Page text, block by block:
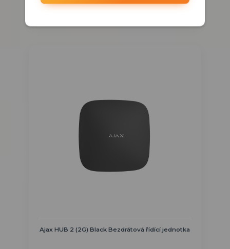
Přidat do košíku
Ajax HUB 2 (2G) Black Bezdrátová řídící jednotka